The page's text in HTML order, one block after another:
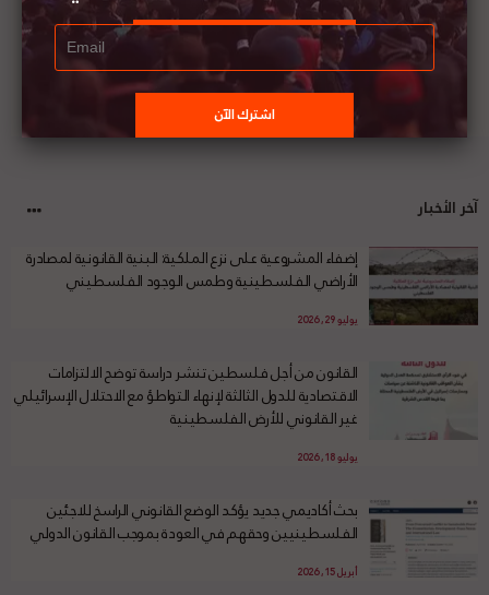
آخر الأخبار
إضفاء المشروعية على نزع الملكية: البنية القانونية لمصادرة
الأراضي الفلسطينية وطمس الوجود الفلسطيني
يوليو 29, 2026
القانون من أجل فلسطين تنشر دراسة توضح الالتزامات
الاقتصادية للدول الثالثة لإنهاء التواطؤ مع الاحتلال الإسرائيلي
غير القانوني للأرض الفلسطينية
يوليو 18, 2026
بحث أكاديمي جديد يؤكد الوضع القانوني الراسخ للاجئين
الفلسطينيين وحقهم في العودة بموجب القانون الدولي
أبريل 15, 2026